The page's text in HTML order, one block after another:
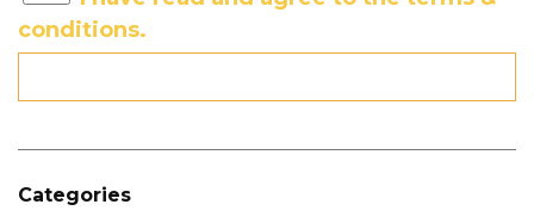
conditions.
Categories